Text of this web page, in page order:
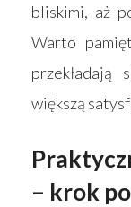
bliskimi, aż
Warto
większą
– krok